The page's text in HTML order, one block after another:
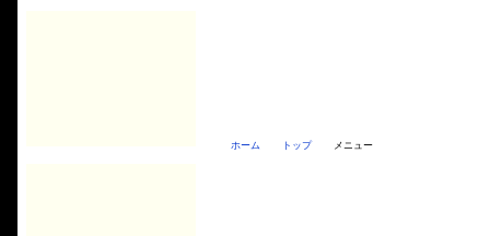
ホーム トップ メニュー